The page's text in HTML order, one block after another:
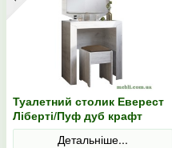
Туалетний столик Еверест
Ліберті/Пуф дуб крафт
білий
Детальніше...